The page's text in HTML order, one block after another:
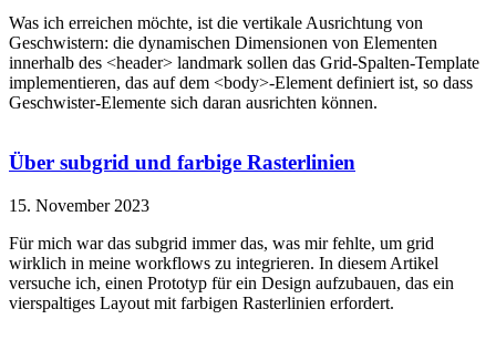
Was ich erreichen möchte, ist die vertikale Ausrichtung von
Geschwistern: die dynamischen Dimensionen von Elementen
innerhalb des <header> landmark sollen das Grid-Spalten-Template
implementieren, das auf dem <body>-Element definiert ist, so dass
Geschwister-Elemente sich daran ausrichten können.
Über subgrid und farbige Rasterlinien
15. November 2023
Für mich war das subgrid immer das, was mir fehlte, um grid
wirklich in meine workflows zu integrieren. In diesem Artikel
versuche ich, einen Prototyp für ein Design aufzubauen, das ein
vierspaltiges Layout mit farbigen Rasterlinien erfordert.